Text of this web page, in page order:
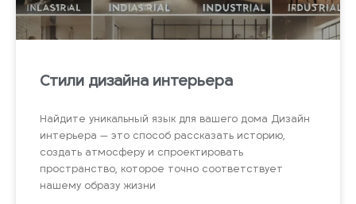
Стили дизайна интерьера
Найдите уникальный язык для вашего дома Дизайн
интерьера — это способ рассказать историю,
создать атмосферу и спроектировать
пространство, которое точно соответствует
нашему образу жизни